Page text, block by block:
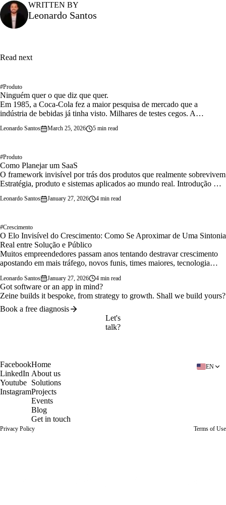
WRITTEN BY
Leonardo Santos
Read next
#Produto
Ninguém quer o que diz que quer.
Em 1985, a Coca-Cola fez a maior pesquisa de mercado que a
indústria de bebidas já tinha visto. Milhares de testes cegos. A
Leonardo Santos March 25, 2026 5 min read
#Produto
Como Planejar um SaaS
O framework invisível por trás dos produtos que realmente sobrevivem
Estratégia, produto e sistemas aplicados ao mundo real. Introdução —
Leonardo Santos January 27, 2026 4 min read
#Crescimento
O Elo Invisível do Crescimento: Como Se Aproximar de Uma Sintonia
Real entre Solução e Público
Muitos empreendedores passam anos tentando destravar crescimento
apostando em mais tráfego, novos funis, times maiores, tecnologia
Leonardo Santos January 27, 2026 4 min read
Got software or an app in mind?
Zeine builds it bespoke, from strategy to growth. Shall we build yours?
Book a free diagnosis
Let's
talk?
Facebook
LinkedIn
Youtube
Instagram
Home
About us
Solutions
Projects
Events
Blog
Get in touch
EN
Privacy Policy Terms of Use